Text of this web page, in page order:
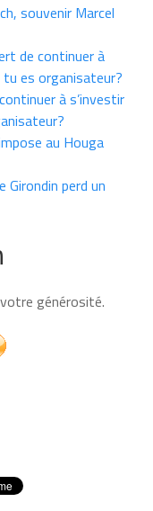
souvenir Marcel
de continuer à
tu es organisateur?
à s’investir
au Houga
Girondin perd un
votre générosité.